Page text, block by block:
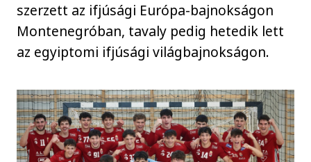
szerzett az ifjúsági Európa-bajnokságon
Montenegróban, tavaly pedig hetedik lett
az egyiptomi ifjúsági világbajnokságon.